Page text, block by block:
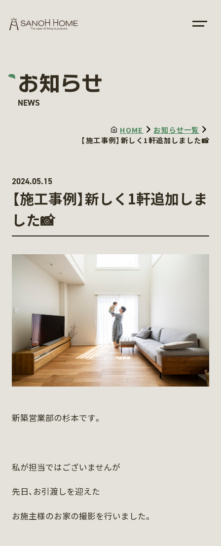
お知らせ
NEWS
HOME
お知らせ一覧
【施工事例】新しく1軒追加しました📸
2024.05.15
【施工事例】新しく1軒追加しま
した📸
新築営業部の杉本です。
私が担当ではございませんが
先日、お引渡しを迎えた
お施主様のお家の撮影を行いました。